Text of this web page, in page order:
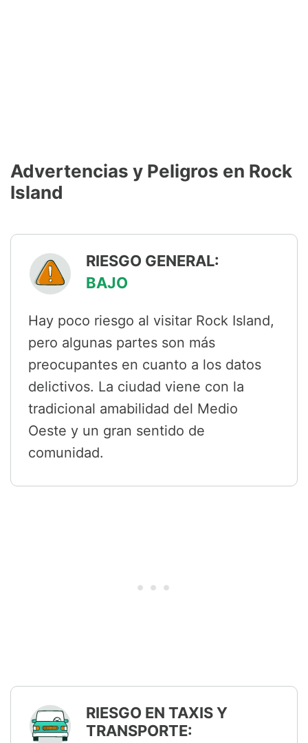
Advertencias y Peligros en Rock
Island
RIESGO GENERAL:
BAJO
Hay poco riesgo al visitar Rock Island,
pero algunas partes son más
preocupantes en cuanto a los datos
delictivos. La ciudad viene con la
tradicional amabilidad del Medio
Oeste y un gran sentido de
comunidad.
RIESGO EN TAXIS Y
TRANSPORTE: